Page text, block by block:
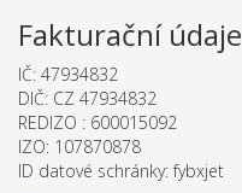
Fakturační údaje
IČ: 47934832
DIČ: CZ 47934832
REDIZO : 600015092
IZO: 107870878
ID datové schránky: fybxjet